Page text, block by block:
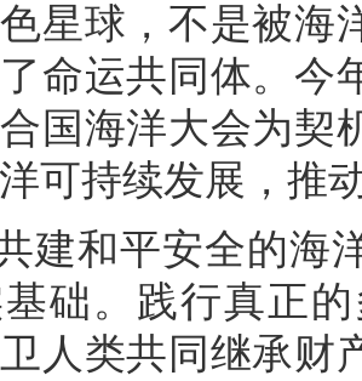
星球，不是被海
命运共同体。今
国海洋大会为契
可持续发展，推
建和平安全的海
础。践行真正
人类共同继承财